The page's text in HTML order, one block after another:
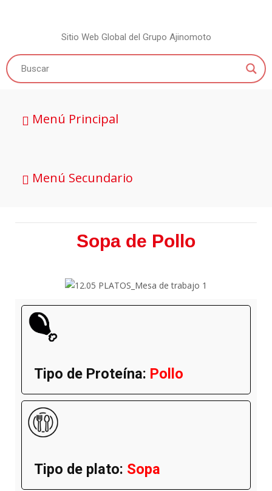
Sitio Web Global del Grupo Ajinomoto
Menú Principal
Menú Secundario
Sopa de Pollo
Tipo de Proteína: Pollo
Tipo de plato: Sopa